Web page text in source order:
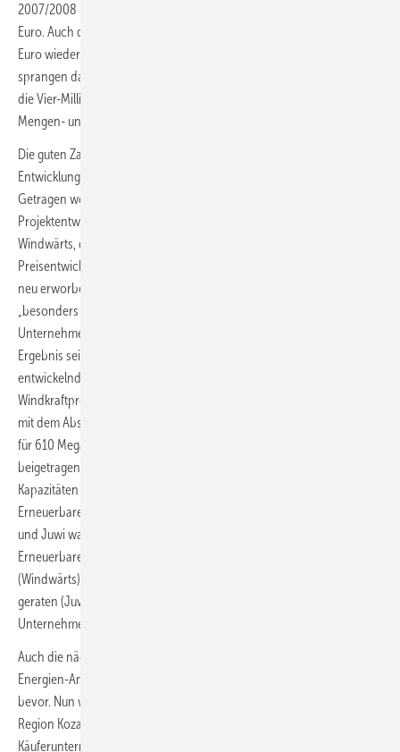
2007/2008 mit einem bilanzierten Zwischenhoch von 249 Millionen
Euro. Auch die Umsätze des Konzerns nahmen mit 4,131 Milliarden
Euro wieder stark zu, um 18 Prozent im Vergleich zum Vorjahr. Sie
sprangen damit erstmals nach dem Bilanzjahr 2012/2013 wieder über
die Vier-Milliarden-Euromarke. Der Zuwachs komme vor allem „aus
Mengen- und Preiseffekten bei Strom und Gas“, sagte Müller.
Die guten Zahlen brachte Müller aber auch vorwiegend mit der guten
Entwicklung des Erneuerbare-Energien-Geschäftes in Verbindung.
Getragen worden sei die gute Entwicklung „durch die
Projektentwicklung bei den 100-prozentigen MVV-Töchtern Juwi und
Windwärts, die gegenüber dem Vorjahr kühlere Witterung, die
Preisentwicklung an den Energiemärkten sowie die Vollkonsolidierung
neu erworbener Unternehmen“. Der Erneuerbarenbereich habe sich
„besonders erfreulich“ entwickelt. Demnach erzielte
Unternehmenstochter Windwärts aus Hannover sogar „das beste
Ergebnis seiner Firmengeschichte“. Sowohl das Windparks
entwickelnde Windwärts als auch die Photovoltaik- und
Windkraftprojekte vorantreibende Tochtergesellschaft Juwi hätten
mit dem Abschluss von Projektentwicklungen eines großen Volumens
für 610 Megawatt (MW) Erzeugungskapazität zu den guten Zahlen
beigetragen. Zudem erhöhten die Erneuerbare-Energien-Töchter die
Kapazitäten der durch ihre Betriebsführungssparte betreuten
Erneuerbaren-Parks um noch einmal 82 MW auf 3.811 MW. Windwärts
und Juwi waren beide noch jeweils 2014 als damals eigenständige
Erneuerbare-Energien-Unternehmen in die Insolvenz gerutscht
(Windwärts) oder zumindest in wirtschaftliche Schwierigkeiten
geraten (Juwi). Noch 2014 hatte der Mannheimer Versorger beide
Unternehmen übernommen.
Auch die nächsten größeren Fertigstellungen von Erneuerbaren-
Energien-Anlagenparks der beiden Unternehmenstöchter stehen
bevor. Nun wird Juwi im Frühjahr 2022 in der nordgriechischen
Region Kozani einen 204 MW leistenden Photovoltaikpark dem
Käuferunternehmen Hellenic Petroleum übergeben, einen der größten